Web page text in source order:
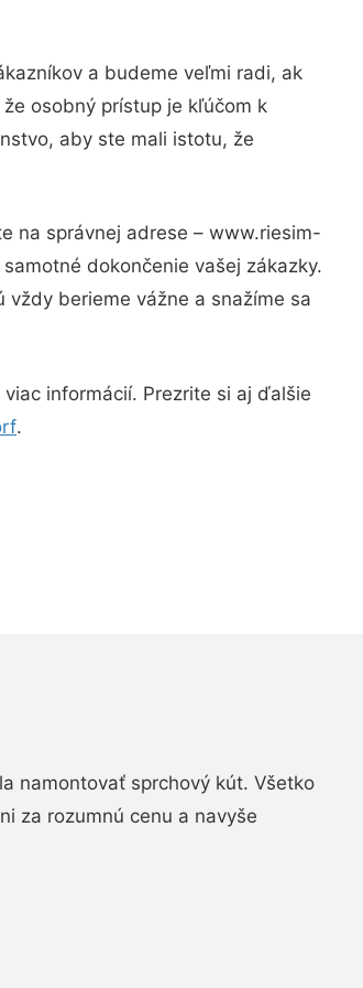
a budeme veľmi radi, ak
osobný prístup je kľúčom k
aby ste mali istotu, že
na správnej adrese – www.riesim-
dokončenie vašej zákazky.
berieme vážne a snažíme sa
informácií. Prezrite si aj ďalšie
.
namontovať sprchový kút. Všetko
za rozumnú cenu a navyše